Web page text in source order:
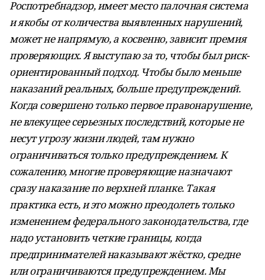
Роспотребнадзор, имеет место палочная система
и якобы от количества выявленных нарушений,
может не напрямую, а косвенно, зависит премия
проверяющих. Я выступаю за то, чтобы был риск-
ориентированный подход. Чтобы было меньше
наказаний реальных, больше предупреждений.
Когда совершено только первое правонарушение,
не влекущее серьезных последствий, которые не
несут угрозу жизни людей, там нужно
ограничиваться только предупреждением. К
сожалению, многие проверяющие назначают
сразу наказание по верхней планке. Такая
практика есть, и это можно преодолеть только
изменением федерального законодательства, где
надо установить четкие границы, когда
предпринимателей наказывают жёстко, средне
или ограничиваются предупреждением. Мы